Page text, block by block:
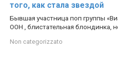
того, как стала звездой
Бывшая участница поп группы
ООН , блистательная блондинка,
Non categorizzato